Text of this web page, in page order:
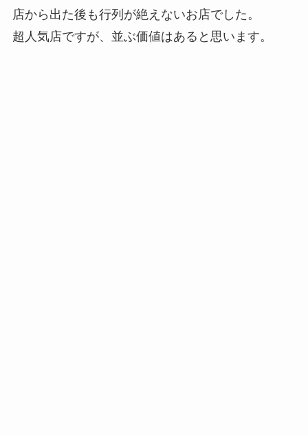
店から出た後も行列が絶えないお店でした。
超人気店ですが、並ぶ価値はあると思います。